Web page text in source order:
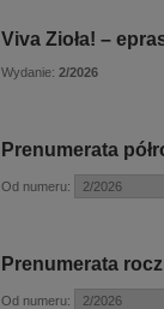
Viva Zioła! –
Wydanie: 2/2026
Prenumerata
Od numeru:
Prenumerata
Od numeru: